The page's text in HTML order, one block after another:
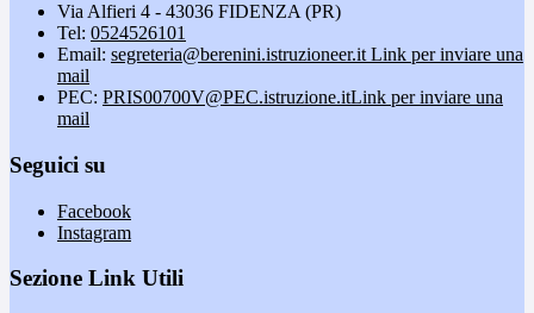
Via Alfieri 4 - 43036 FIDENZA (PR)
Tel: 0524526101
Email: segreteria@berenini.istruzioneer.it Link per inviare una
mail
PEC: PRIS00700V@PEC.istruzione.itLink per inviare una
mail
Seguici su
Facebook
Instagram
Sezione Link Utili